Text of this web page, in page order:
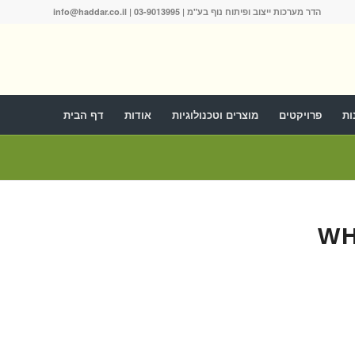
הדר מערכות ייצוב ופיתוח נוף בע"מ | 03-9013995
|
info@haddar.co.il
דף הבית אודות מוצרים וטכנולוגיות פרויקטים